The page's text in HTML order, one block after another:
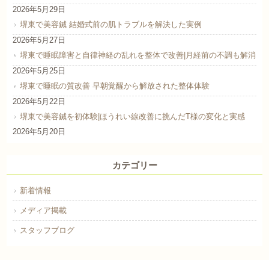
2026年5月29日
堺東で美容鍼 結婚式前の肌トラブルを解決した実例
2026年5月27日
堺東で睡眠障害と自律神経の乱れを整体で改善|月経前の不調も解消
2026年5月25日
堺東で睡眠の質改善 早朝覚醒から解放された整体体験
2026年5月22日
堺東で美容鍼を初体験|ほうれい線改善に挑んだT様の変化と実感
2026年5月20日
カテゴリー
新着情報
メディア掲載
スタッフブログ